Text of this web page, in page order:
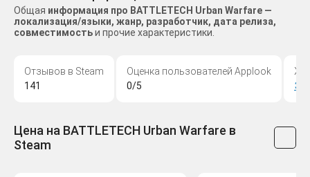
Общая информация про BATTLETECH Urban Warfare —
локализация/языки, жанр, разработчик, дата релиза,
совместимостьи прочие характеристики.
Отзывов в Steam
141
Оценка пользователей Applook
0/5
Цена на BATTLETECH Urban Warfare в
Steam